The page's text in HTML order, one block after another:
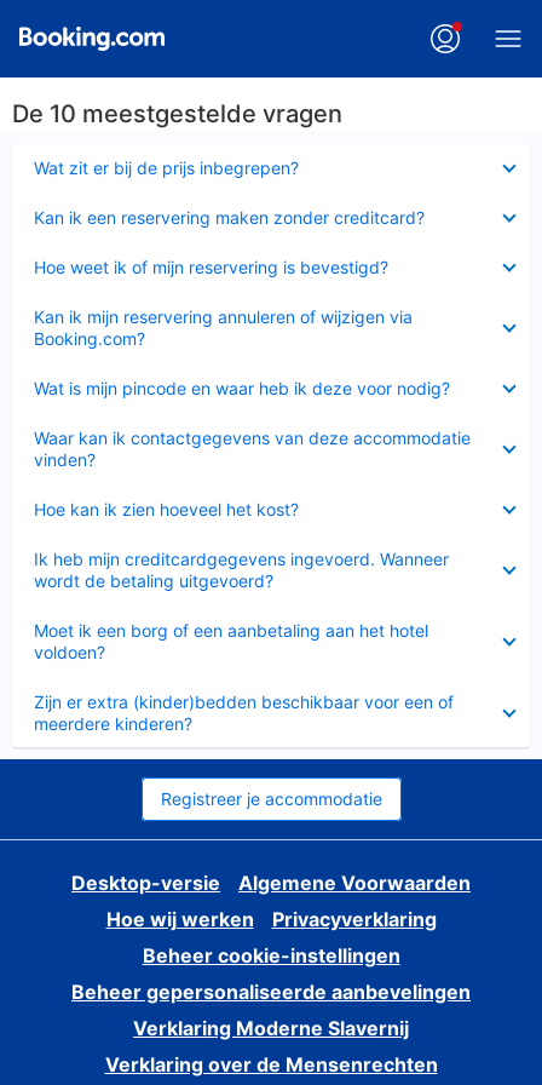
De 10 meestgestelde vragen
Wat zit er bij de prijs inbegrepen?
Kan ik een reservering maken zonder creditcard?
Hoe weet ik of mijn reservering is bevestigd?
Kan ik mijn reservering annuleren of wijzigen via
Booking.com?
Wat is mijn pincode en waar heb ik deze voor nodig?
Waar kan ik contactgegevens van deze accommodatie
vinden?
Hoe kan ik zien hoeveel het kost?
Ik heb mijn creditcardgegevens ingevoerd. Wanneer
wordt de betaling uitgevoerd?
Moet ik een borg of een aanbetaling aan het hotel
voldoen?
Zijn er extra (kinder)bedden beschikbaar voor een of
meerdere kinderen?
Registreer je accommodatie
Desktop-versie
Algemene Voorwaarden
Hoe wij werken
Privacyverklaring
Beheer cookie-instellingen
Beheer gepersonaliseerde aanbevelingen
Verklaring Moderne Slavernij
Verklaring over de Mensenrechten